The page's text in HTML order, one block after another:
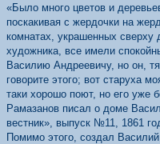
«Было много цветов и
поскакивая с жердочки на
комнатах, украшенных сверху
художника, все имели
Василию Андреевичу, но он,
говорите этого; вот старуха
таки хорошо поют, но его уже
Рамазанов писал о доме
вестник», выпуск №11, 1861
Помимо этого, создал